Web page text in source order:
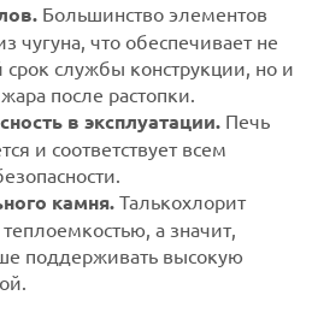
Большинство элементов
чугуна, что обеспечивает не
службы конструкции, но и
после растопки.
в эксплуатации. Печь
и соответствует всем
камня. Талькохлорит
а значит,
поддерживать высокую